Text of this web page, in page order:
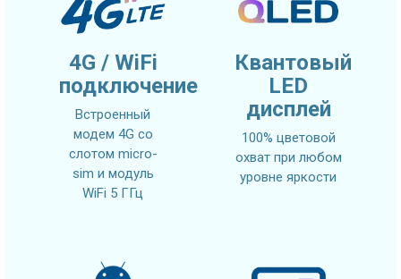
4G / WiFi
подключение
Встроенный
модем 4G со
слотом micro-
sim и модуль
WiFi 5 ГГц
Квантовый
LED
дисплей
100% цветовой
охват при любом
уровне яркости